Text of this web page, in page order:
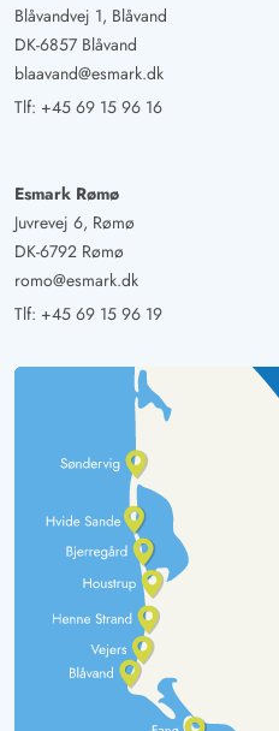
Blåvandvej 1, Blåvand
DK-6857 Blåvand
blaavand@esmark.dk
Tlf: +45 69 15 96 16
Esmark Rømø
Juvrevej 6, Rømø
DK-6792 Rømø
romo@esmark.dk
Tlf: +45 69 15 96 19